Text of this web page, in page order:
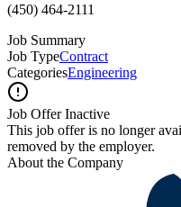
(450) 464-2111
Job Summary
Job TypeContract
CategoriesEngineering
Job Offer Inactive
This job offer is no longer
removed by the employer.
About the Company